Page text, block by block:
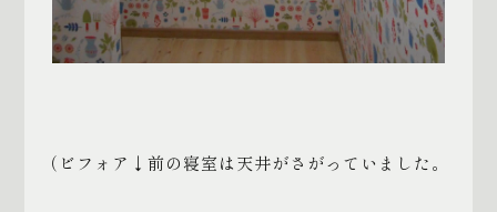
（ビフォア↓前の寝室は天井がさがっていました。